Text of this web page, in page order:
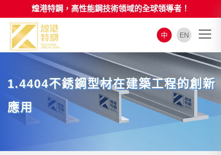
煌港特鋼，高性能鋼技術領域的全球領導者！
中 EN
1.4404不銹鋼型材在建築工程的創新
應用